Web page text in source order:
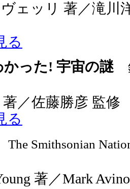
ェッリ 著／滝川
る
かった! 宇宙の謎
／佐藤勝彦 監修
る
The Smithsonian
著／Mark